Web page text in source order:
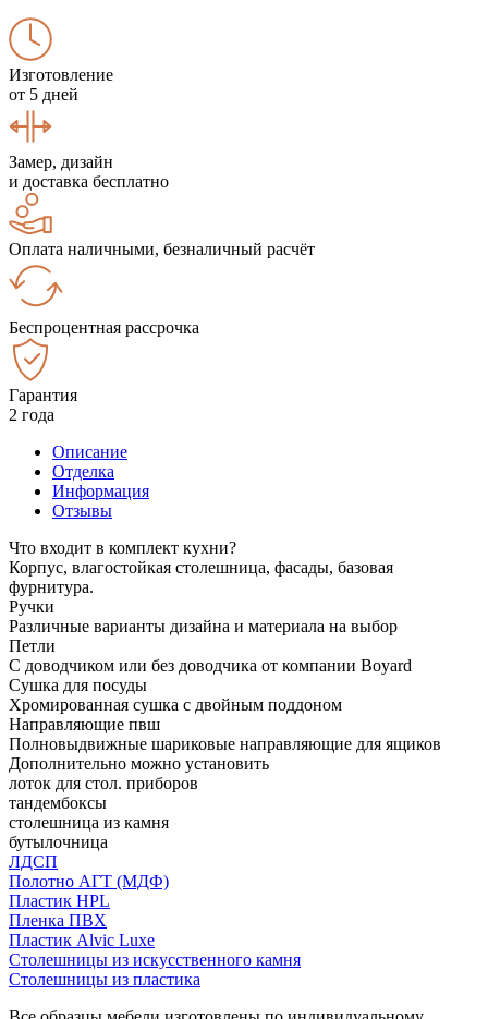
Изготовление
от 5 дней
Замер, дизайн
и доставка бесплатно
Оплата наличными, безналичный расчёт
Беспроцентная рассрочка
Гарантия
2 года
Описание
Отделка
Информация
Отзывы
Что входит в комплект кухни?
Корпус, влагостойкая столешница, фасады, базовая
фурнитура.
Ручки
Различные варианты дизайна и материала на выбор
Петли
С доводчиком или без доводчика от компании Boyard
Сушка для посуды
Хромированная сушка с двойным поддоном
Направляющие пвш
Полновыдвижные шариковые направляющие для ящиков
Дополнительно можно установить
лоток для стол. приборов
тандембоксы
столешница из камня
бутылочница
ЛДСП
Полотно АГТ (МДФ)
Пластик HPL
Пленка ПВХ
Пластик Alvic Luxe
Столешницы из искусственного камня
Столешницы из пластика